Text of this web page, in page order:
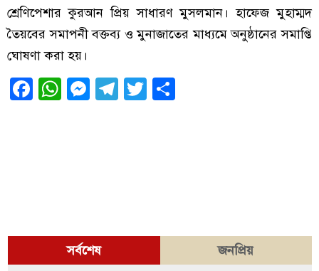
শ্রেণিপেশার কুরআন প্রিয় সাধারণ মুসলমান। হাফেজ মুহাম্মদ
তৈয়বের সমাপনী বক্তব্য ও মুনাজাতের মাধ্যমে অনুষ্ঠানের সমাপ্তি
ঘোষণা করা হয়।
Facebook
WhatsApp
Messenger
Telegram
Twitter
সর্বশেষ জনপ্রিয়